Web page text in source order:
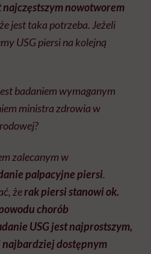
nowotworem
jest taka potrzeba. Jeżeli
USG piersi na kolejną
badaniem wymaganym
ministra zdrowia w
zalecanym w
palpacyjne piersi.
żerak piersi stanowi ok.
chorób
USG jest najprostszym,
dostępnym